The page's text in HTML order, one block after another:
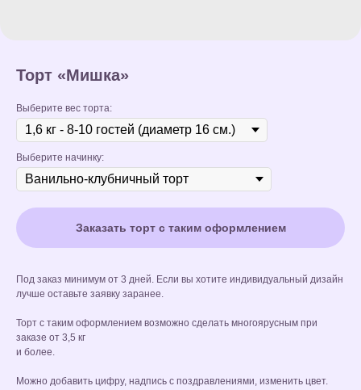
Торт «Мишка»
Выберите вес торта:
Выберите начинку:
Заказать торт с таким оформлением
Под заказ минимум от 3 дней. Если вы хотите индивидуальный дизайн
лучше оставьте заявку заранее.
Торт с таким оформлением возможно сделать многоярусным при
заказе от 3,5 кг
и более.
Можно добавить цифру, надпись с поздравлениями, изменить цвет.